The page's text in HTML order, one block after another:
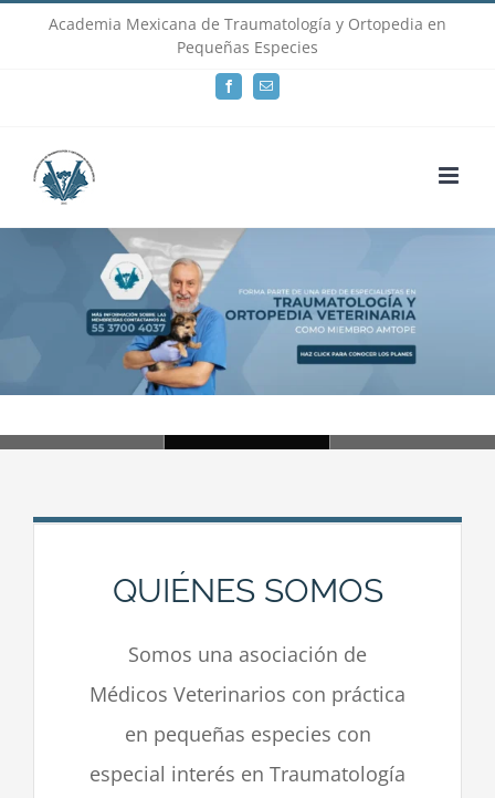
Academia Mexicana de Traumatología y Ortopedia en
Pequeñas Especies
FacebookEmail
Loading...
QUIÉNES SOMOS
Somos una asociación de
Médicos Veterinarios con práctica
en pequeñas especies con
especial interés en Traumatología